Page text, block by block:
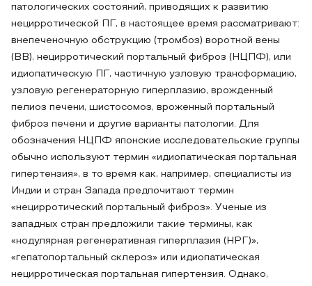
патологических состояний, приводящих к развитию
нецирротической ПГ, в настоящее время рассматривают:
внепеченочную обструкцию (тромбоз) воротной вены
(ВВ), нецирротический портальный фиброз (НЦПФ), или
идиопатическую ПГ, частичную узловую трансформацию,
узловую регенераторную гиперплазию, врожденный
пелиоз печени, шистосомоз, вроженный портальный
фиброз печени и другие варианты патологии. Для
обозначения НЦПФ японские исследовательские группы
обычно используют термин «идиопатическая портальная
гипертензия», в то время как, например, специалисты из
Индии и стран Запада предпочитают термин
«нецирротический портальный фиброз». Ученые из
западных стран предложили такие термины, как
«нодулярная регенеративная гиперплазия (НРГ)»,
«гепатопортальный склероз» или идиопатическая
нецирротическая портальная гипертензия. Однако,